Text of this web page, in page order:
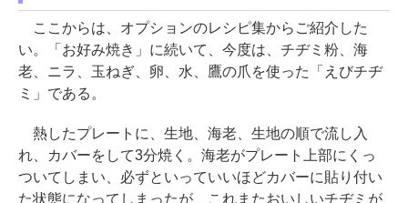
ここからは、オプションのレシピ集からご紹介した
い。「お好み焼き」に続いて、今度は、チヂミ粉、海
老、ニラ、玉ねぎ、卵、水、鷹の爪を使った「えびチヂ
ミ」である。
熱したプレートに、生地、海老、生地の順で流し入
れ、カバーをして3分焼く。海老がプレート上部にくっ
ついてしまい、必ずといっていいほどカバーに貼り付い
た状態になってしまったが、これまたおいしいチヂミが